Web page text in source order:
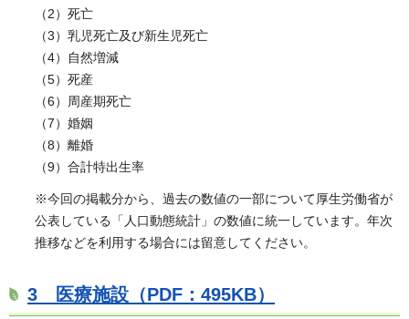
（2）死亡
（3）乳児死亡及び新生児死亡
（4）自然増減
（5）死産
（6）周産期死亡
（7）婚姻
（8）離婚
（9）合計特出生率
※今回の掲載分から、過去の数値の一部について厚生労働省が
公表している「人口動態統計」の数値に統一しています。年次
推移などを利用する場合には留意してください。
3 医療施設（PDF：495KB）